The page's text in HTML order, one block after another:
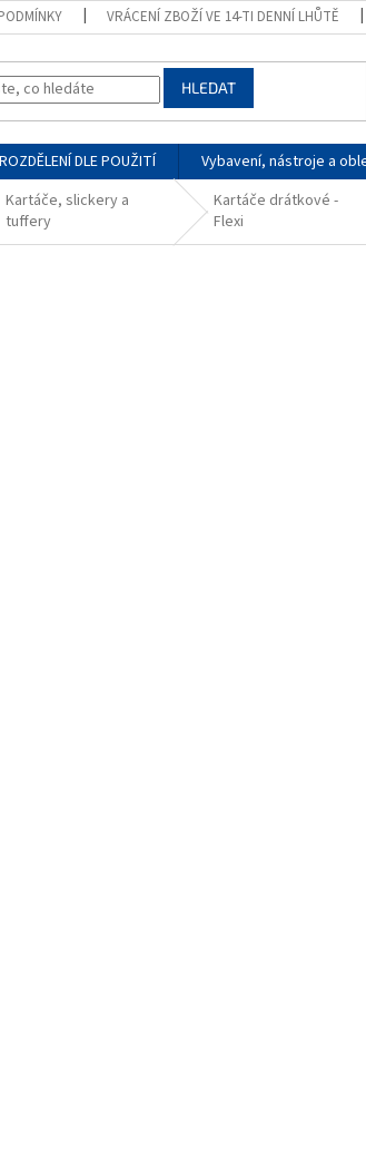
VRÁCENÍ ZBOŽÍ VE 14-TI DENNÍ LHŮTĚ
HLEDAT
DLE POUŽITÍ Vybavení, nástroje a
Kartáče, slickery a
tuffery
Kartáče drátkové -
Flexi